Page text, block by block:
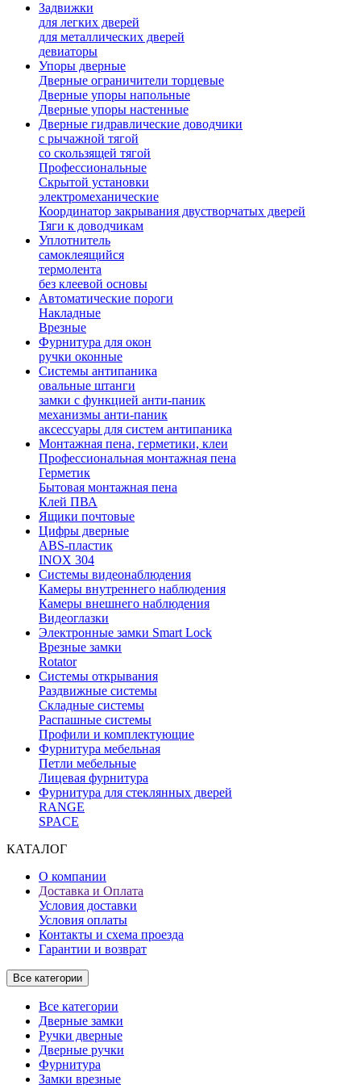
Задвижки
для легких дверей
для металлических дверей
девиаторы
Упоры дверные
Дверные ограничители торцевые
Дверные упоры напольные
Дверные упоры настенные
Дверные гидравлические доводчики
с рычажной тягой
со скользящей тягой
Профессиональные
Скрытой установки
электромеханические
Координатор закрывания двустворчатых дверей
Тяги к доводчикам
Уплотнитель
самоклеящийся
термолента
без клеевой основы
Автоматические пороги
Накладные
Врезные
Фурнитура для окон
ручки оконные
Системы антипаника
овальные штанги
замки с функцией анти-паник
механизмы анти-паник
аксессуары для систем антипаника
Монтажная пена, герметики, клеи
Профессиональная монтажная пена
Герметик
Бытовая монтажная пена
Клей ПВА
Ящики почтовые
Цифры дверные
ABS-пластик
INOX 304
Системы видеонаблюдения
Камеры внутреннего наблюдения
Камеры внешнего наблюдения
Видеоглазки
Электронные замки Smart Lock
Врезные замки
Rotator
Системы открывания
Раздвижные системы
Складные системы
Распашные системы
Профили и комплектующие
Фурнитура мебельная
Петли мебельные
Лицевая фурнитура
Фурнитура для стеклянных дверей
RANGE
SPACE
КАТАЛОГ
О компании
Доставка и Оплата
Условия доставки
Условия оплаты
Контакты и схема проезда
Гарантии и возврат
Все категории
Все категории
Дверные замки
Ручки дверные
Дверные ручки
Фурнитура
Замки врезные